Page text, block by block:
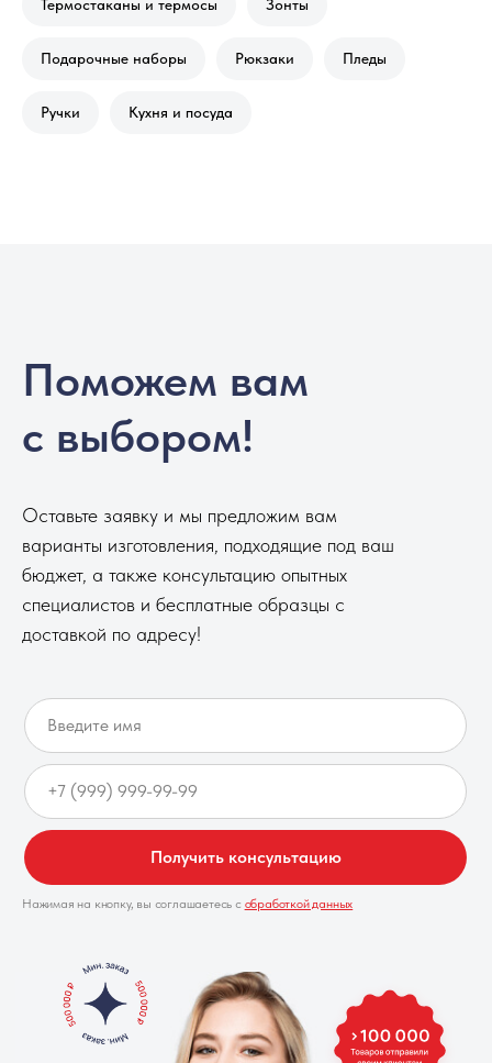
Термостаканы и термосы Зонты
Подарочные наборы Рюкзаки Пледы
Ручки Кухня и посуда
Поможем вам
с выбором!
Оставьте заявку и мы предложим вам
варианты изготовления, подходящие под ваш
бюджет, а также консультацию опытных
специалистов и бесплатные образцы с
доставкой по адресу!
Получить консультацию
Нажимая на кнопку, вы соглашаетесь с обработкой данных